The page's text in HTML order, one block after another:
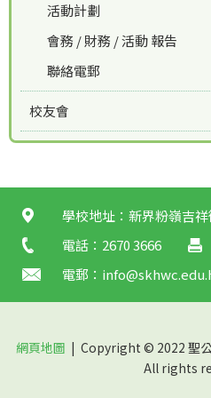
活動計劃
會務 / 財務 / 活動 報告
聯絡電郵
校友會
學校地址：新界粉嶺吉
電話：2670 3666
電郵：
網頁地圖 | Copyright © 2022 聖公
All rights